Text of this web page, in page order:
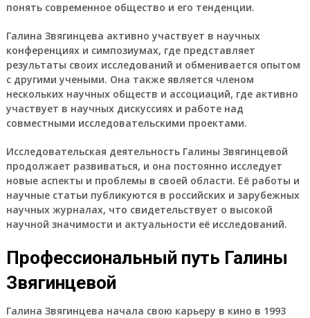
понять современное общество и его тенденции.
Галина Звягинцева активно участвует в научных
конференциях и симпозиумах, где представляет
результаты своих исследований и обменивается опытом
с другими учеными. Она также является членом
нескольких научных обществ и ассоциаций, где активно
участвует в научных дискуссиях и работе над
совместными исследовательскими проектами.
Исследовательская деятельность Галины Звягинцевой
продолжает развиваться, и она постоянно исследует
новые аспекты и проблемы в своей области. Её работы и
научные статьи публикуются в российских и зарубежных
научных журналах, что свидетельствует о высокой
научной значимости и актуальности её исследований.
Профессиональный путь Галины
Звягинцевой
Галина Звягинцева начала свою карьеру в кино в 1993